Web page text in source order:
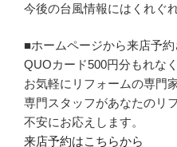
今後の台風情報にはくれぐ
■ホームページから来店予
QUOカード500円分もれな
お気軽にリフォームの専門
専門スタッフがあなたのリ
不安にお応えします。
来店予約はこちらから